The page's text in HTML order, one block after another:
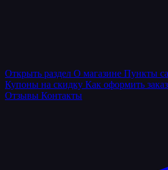
Открыть раздел О магазине Пункты
Купоны на скидку Как оформить
Отзывы Контакты